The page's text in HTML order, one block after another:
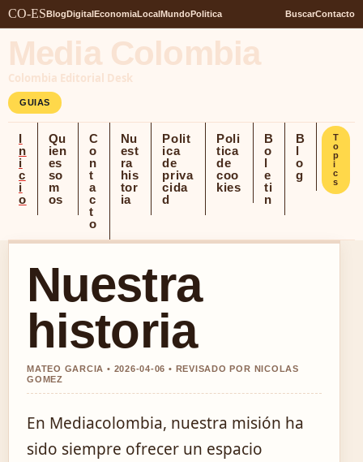
CO-ESBlogDigitalEconomiaLocalMundoPolitica BuscarContacto
Media Colombia
Colombia Editorial Desk
GUIAS
I
n
i
c
i
o
Qu
ien
es
so
m
os
C
o
n
t
a
c
t
o
Nu
est
ra
his
tor
ia
Polit
ica
de
priva
cida
d
Poli
tica
de
coo
kies
B
o
l
e
ti
n
B
l
o
g
T
o
p
i
c
s
Nuestra
historia
MATEO GARCIA • 2026-04-06 • REVISADO POR NICOLAS
GOMEZ
En Mediacolombia, nuestra misión ha
sido siempre ofrecer un espacio